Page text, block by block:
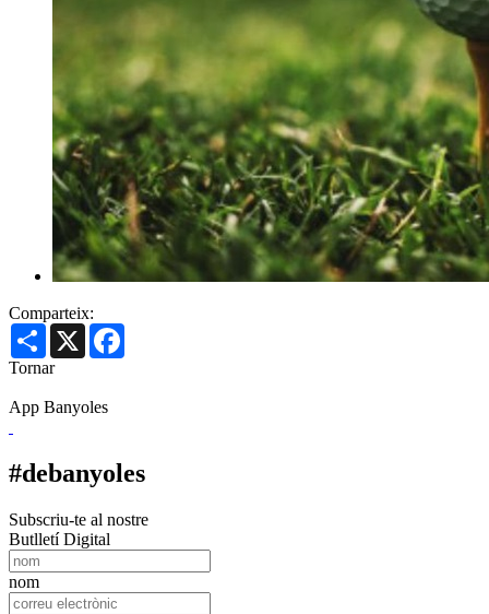
Comparteix:
Share X
Tornar
App Banyoles
#debanyoles
Subscriu-te al nostre
Butlletí Digital
nom